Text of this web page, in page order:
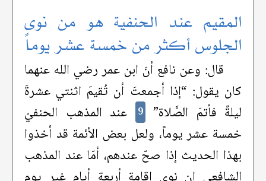
المقيم عند الحنفية هو من نوى
الجلوس أكثر من خمسة عشر يوماً
قال: وعن نافع أنّ ابن عمر رضي الله عنهما
كان يقول: “إذا أجمعتَ أن تُقيمَ اثنتي عشرةَ
ليلةً فأتمّ الصَّلاة”
9
عند المذهب الحنفيّ
خمسة عشر يوماً، ولعل بعض الأئمة قد أخذوا
بهذا الحديث إذا صحّ عندهم، أمّا عند المذهب